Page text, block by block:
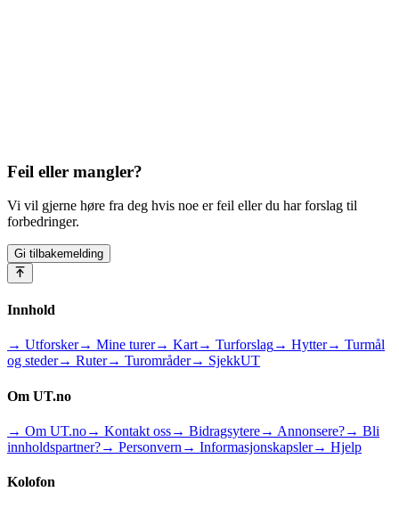
Feil eller mangler?
Vi vil gjerne høre fra deg hvis noe er feil eller du har forslag til
forbedringer.
Gi tilbakemelding
Innhold
→ Utforsker→ Mine turer→ Kart→ Turforslag→ Hytter→ Turmål
og steder→ Ruter→ Turområder→ SjekkUT
Om UT.no
→ Om UT.no→ Kontakt oss→ Bidragsytere→ Annonsere?→ Bli
innholdspartner?→ Personvern → Informasjonskapsler→ Hjelp
Kolofon